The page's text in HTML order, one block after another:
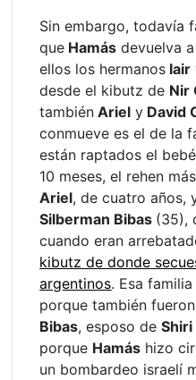
Sin embargo, todavía
que Hamás devuelva
ellos los hermanos Iair
desde el kibutz de Nir
también Ariel y David
conmueve es el de la
están raptados el bebé
10 meses, el rehen
Ariel, de cuatro años,
Silberman Bibas (35),
cuando eran
kibutz de donde
argentinos. Esa
porque también
Bibas, esposo deShiri
porque Hamás hizo
un bombardeo israelí